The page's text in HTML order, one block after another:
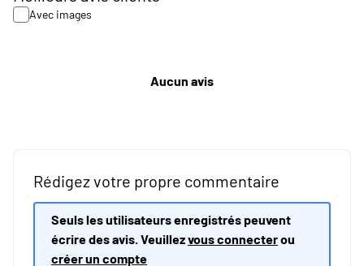
Avec images
Aucun avis
Rédigez votre propre commentaire
Seuls les utilisateurs enregistrés peuvent
écrire des avis. Veuillezvous connecterou
créer un compte